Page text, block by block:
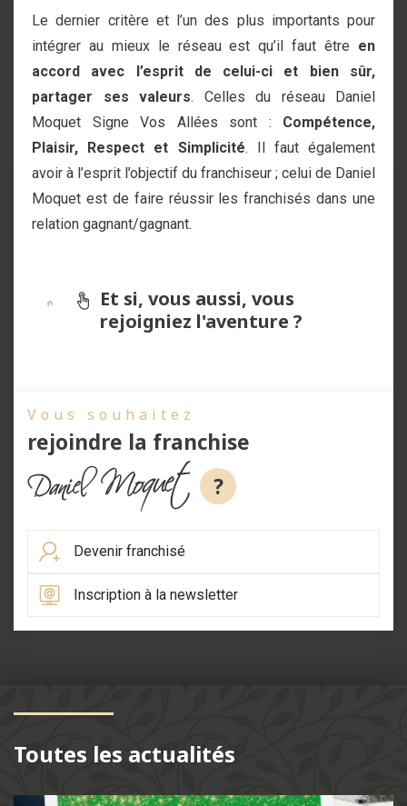
Le dernier critère et l’un des plus importants pour
intégrer au mieux le réseau est qu’il faut être en
accord avec l’esprit de celui-ci et bien sûr,
partager ses valeurs. Celles du réseau Daniel
Moquet Signe Vos Allées sont : Compétence,
Plaisir, Respect et Simplicité. Il faut également
avoir à l’esprit l’objectif du franchiseur ; celui de Daniel
Moquet est de faire réussir les franchisés dans une
relation gagnant/gagnant.
Et si, vous aussi, vous
rejoigniez l'aventure ?
Vous souhaitez
rejoindre la franchise
?
Devenir franchisé
Inscription à la newsletter
Toutes les actualités